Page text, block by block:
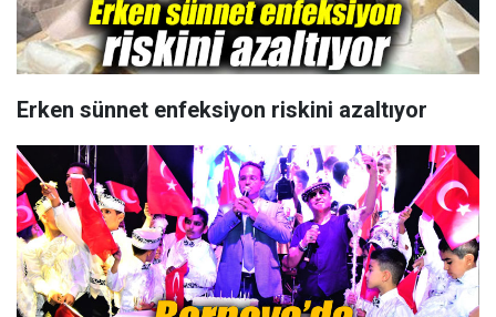
Erken sünnet enfeksiyon riskini azaltıyor